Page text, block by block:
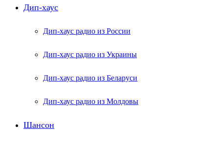
Дип-хаус
Дип-хаус радио из России
Дип-хаус радио из Украины
Дип-хаус радио из Беларуси
Дип-хаус радио из Молдовы
Шансон